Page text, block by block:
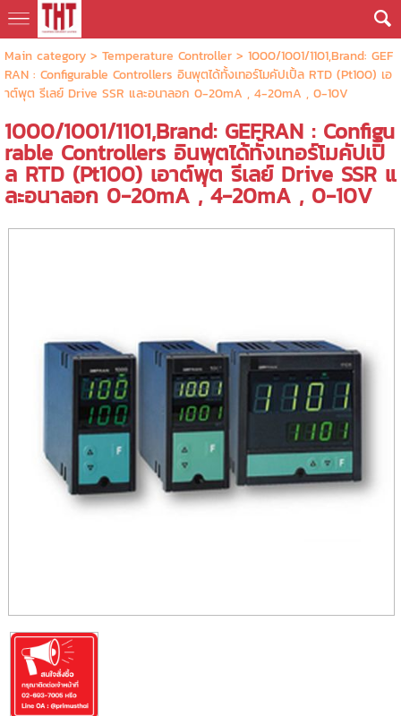
Main category> Temperature Controller> 1000/1001/1101,Brand: GEF
RAN : Configurable Controllers อินพุตได้ทั้งเทอร์โมคัปเปิ้ล RTD (Pt100) เอ
าต์พุต รีเลย์ Drive SSR และอนาลอก 0-20mA , 4-20mA , 0-10V
1000/1001/1101,Brand: GEFRAN : Configu
rable Controllers อินพุตได้ทั้งเทอร์โมคัปเปิ้
ล RTD (Pt100) เอาต์พุต รีเลย์ Drive SSR แ
ละอนาลอก 0-20mA , 4-20mA , 0-10V